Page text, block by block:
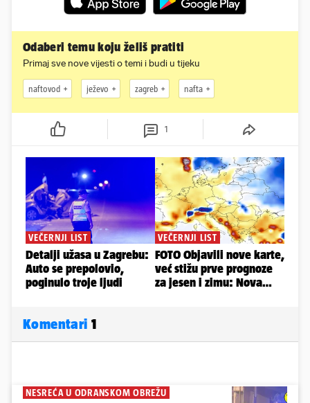
Odaberi temu koju želiš pratiti
Primaj sve nove vijesti o temi i budi u tijeku
naftovod ježevo zagreb nafta
1
Komentari 1
NESREĆA U ODRANSKOM OBREŽU